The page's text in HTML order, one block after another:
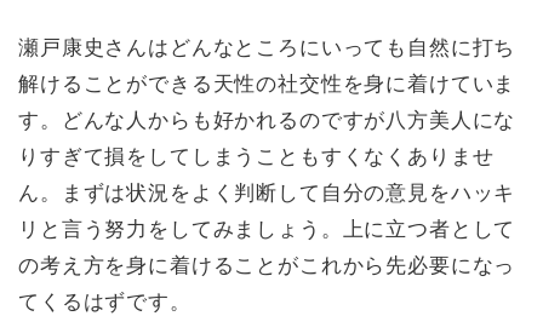
瀬戸康史さんはどんなところにいっても自然に打ち
解けることができる天性の社交性を身に着けていま
す。どんな人からも好かれるのですが八方美人にな
りすぎて損をしてしまうこともすくなくありませ
ん。まずは状況をよく判断して自分の意見をハッキ
リと言う努力をしてみましょう。上に立つ者として
の考え方を身に着けることがこれから先必要になっ
てくるはずです。